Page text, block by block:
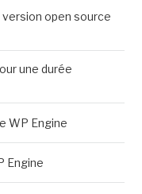
open source
une durée
WP Engine
Engine